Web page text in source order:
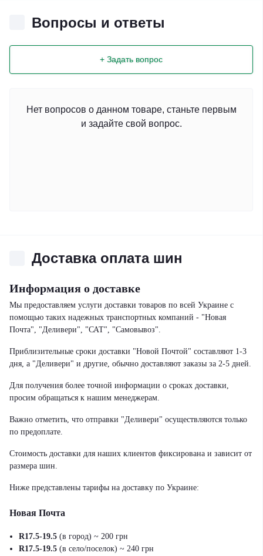
Вопросы и ответы
+ Задать вопрос
Нет вопросов о данном товаре, станьте первым
и задайте свой вопрос.
Доставка оплата шин
Информация о доставке
Мы предоставляем услуги доставки товаров по всей Украине с
помощью таких надежных транспортных компаний - "Новая
Почта", "Деливери", "САТ", "Самовывоз".
Приблизительные сроки доставки "Новой Почтой" составляют 1-3
дня, а "Деливери" и другие, обычно доставляют заказы за 2-5 дней.
Для получения более точной информации о сроках доставки,
просим обращаться к нашим менеджерам.
Важно отметить, что отправки "Деливери" осуществляются только
по предоплате.
Стоимость доставки для наших клиентов фиксирована и зависит от
размера шин.
Ниже представлены тарифы на доставку по Украине:
Новая Почта
R17.5-19.5 (в город) ~ 200 грн
R17.5-19.5 (в село/поселок) ~ 240 грн